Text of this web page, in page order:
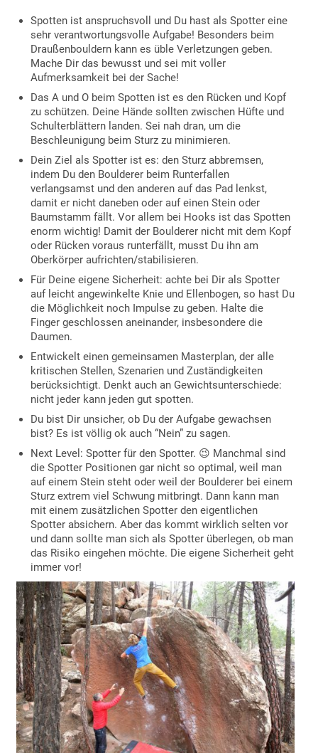
Spotten ist anspruchsvoll und Du hast als Spotter eine
sehr verantwortungsvolle Aufgabe! Besonders beim
Draußenbouldern kann es üble Verletzungen geben.
Mache Dir das bewusst und sei mit voller
Aufmerksamkeit bei der Sache!
Das A und O beim Spotten ist es den Rücken und Kopf
zu schützen. Deine Hände sollten zwischen Hüfte und
Schulterblättern landen. Sei nah dran, um die
Beschleunigung beim Sturz zu minimieren.
Dein Ziel als Spotter ist es: den Sturz abbremsen,
indem Du den Boulderer beim Runterfallen
verlangsamst und den anderen auf das Pad lenkst,
damit er nicht daneben oder auf einen Stein oder
Baumstamm fällt. Vor allem bei Hooks ist das Spotten
enorm wichtig! Damit der Boulderer nicht mit dem Kopf
oder Rücken voraus runterfällt, musst Du ihn am
Oberkörper aufrichten/stabilisieren.
Für Deine eigene Sicherheit: achte bei Dir als Spotter
auf leicht angewinkelte Knie und Ellenbogen, so hast Du
die Möglichkeit noch Impulse zu geben. Halte die
Finger geschlossen aneinander, insbesondere die
Daumen.
Entwickelt einen gemeinsamen Masterplan, der alle
kritischen Stellen, Szenarien und Zuständigkeiten
berücksichtigt. Denkt auch an Gewichtsunterschiede:
nicht jeder kann jeden gut spotten.
Du bist Dir unsicher, ob Du der Aufgabe gewachsen
bist? Es ist völlig ok auch “Nein” zu sagen.
Next Level: Spotter für den Spotter. 😉 Manchmal sind
die Spotter Positionen gar nicht so optimal, weil man
auf einem Stein steht oder weil der Boulderer bei einem
Sturz extrem viel Schwung mitbringt. Dann kann man
mit einem zusätzlichen Spotter den eigentlichen
Spotter absichern. Aber das kommt wirklich selten vor
und dann sollte man sich als Spotter überlegen, ob man
das Risiko eingehen möchte. Die eigene Sicherheit geht
immer vor!